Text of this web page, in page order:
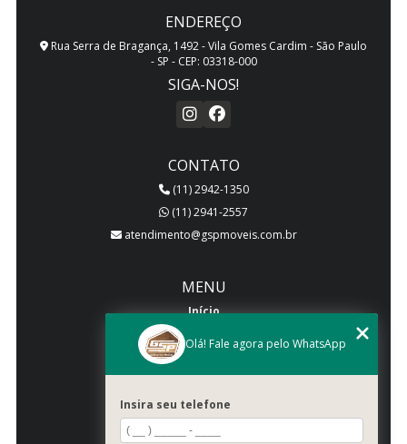
ENDEREÇO
Rua Serra de Bragança, 1492 - Vila Gomes Cardim - São Paulo
- SP - CEP: 03318-000
SIGA-NOS!
CONTATO
(11) 2942-1350
(11) 2941-2557
atendimento@gspmoveis.com.br
MENU
Início
Quem somos
Galeria
Categorias
Olá! Fale agora pelo WhatsApp
Insira seu telefone